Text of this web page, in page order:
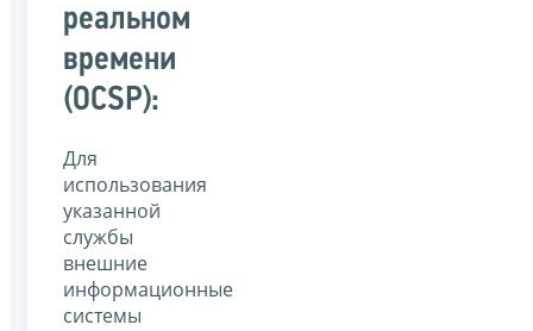
реальном
времени
(OCSP):
Для
использования
указанной
службы
внешние
информационные
системы